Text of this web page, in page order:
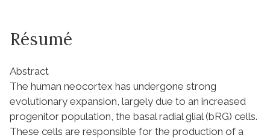
Résumé
Abstract
The human neocortex has undergone strong
evolutionary expansion, largely due to an increased
progenitor population, the basal radial glial (bRG) cells.
These cells are responsible for the production of a